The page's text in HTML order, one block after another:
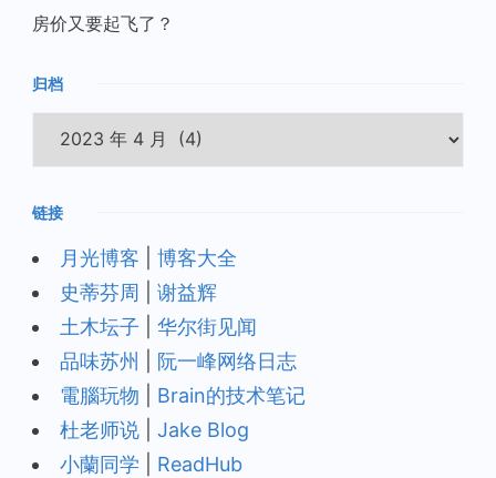
房价又要起飞了？
归档
档
链接
月光博客
博客大全
史蒂芬周
谢益辉
土木坛子
华尔街见闻
品味苏州
阮一峰网络日志
電腦玩物
Brain的技术笔记
杜老师说
Jake Blog
小蘭同学
ReadHub